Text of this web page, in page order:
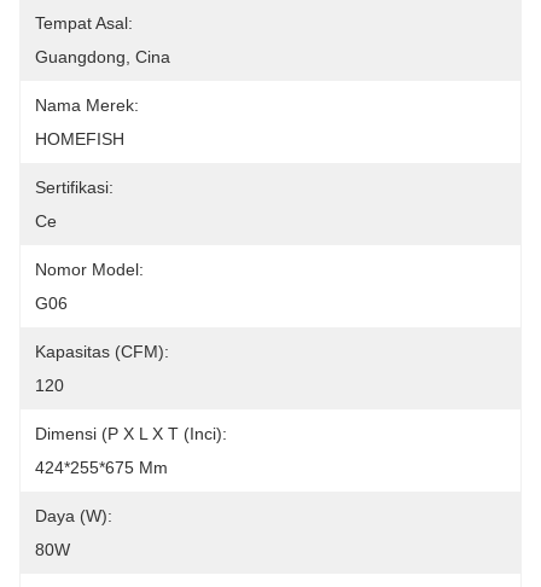
Tempat Asal:
Guangdong, Cina
Nama Merek:
HOMEFISH
Sertifikasi:
Ce
Nomor Model:
G06
Kapasitas (CFM):
120
Dimensi (P X L X T (Inci):
424*255*675 Mm
Daya (W):
80W